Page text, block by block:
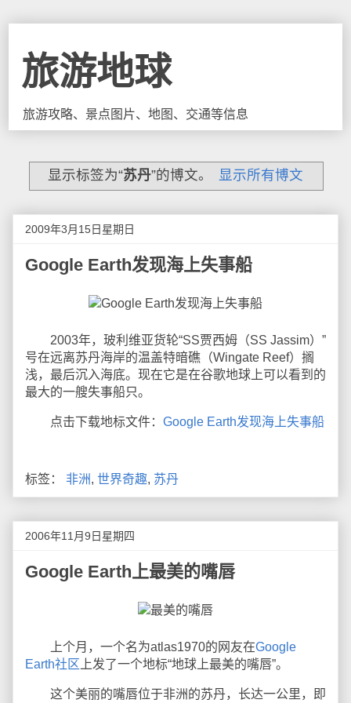
旅游地球
旅游攻略、景点图片、地图、交通等信息
显示标签为“苏丹”的博文。 显示所有博文
2009年3月15日星期日
Google Earth发现海上失事船
2003年，玻利维亚货轮“SS贾西姆（SS Jassim）”
号在远离苏丹海岸的温盖特暗礁（Wingate Reef）搁
浅，最后沉入海底。现在它是在谷歌地球上可以看到的
最大的一艘失事船只。
点击下载地标文件： Google Earth发现海上失事船
标签： 非洲, 世界奇趣, 苏丹
2006年11月9日星期四
Google Earth上最美的嘴唇
上个月，一个名为atlas1970的网友在Google
Earth社区 上发了一个地标“地球上最美的嘴唇”。
这个美丽的嘴唇位于非洲的苏丹，长达一公里，即